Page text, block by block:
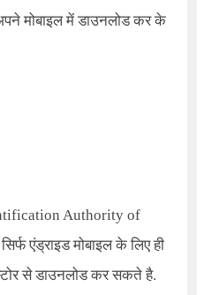
मोबाइल में डाउनलोड कर के
Authority of
एंड्राइड मोबाइल के लिए ही
से डाउनलोड कर सकते है.